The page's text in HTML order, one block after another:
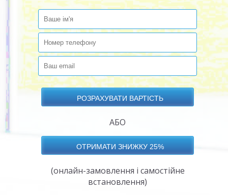
АБО
(онлайн-замовлення і самостійне
встановлення)